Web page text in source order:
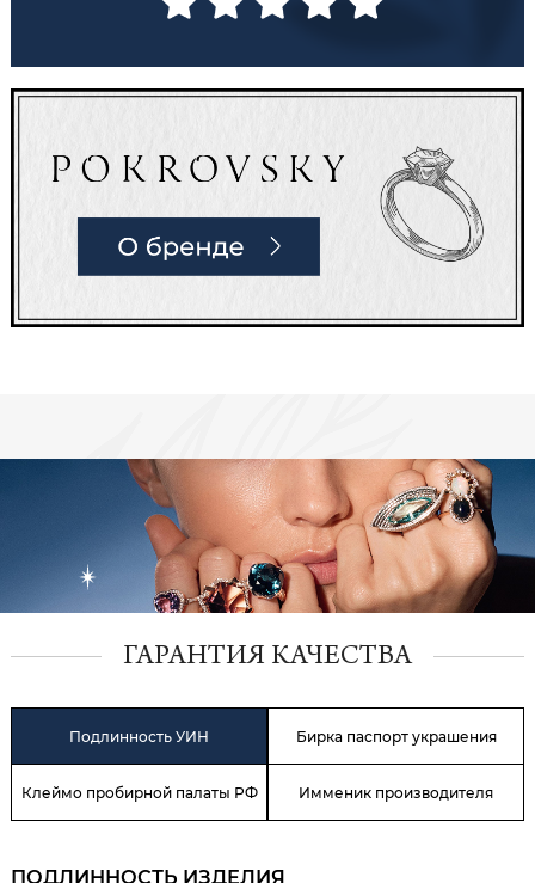
ГАРАНТИЯ КАЧЕСТВА
Подлинность УИН Бирка паспорт украшения
Клеймо пробирной палаты РФ Имменик производителя
ПОДЛИННОСТЬ ИЗДЕЛИЯ